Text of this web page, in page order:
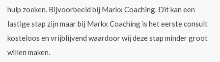
hulp zoeken. Bijvoorbeeld bij Markx Coaching. Dit kan een
lastige stap zijn maar bij Markx Coaching is het eerste consult
kosteloos en vrijblijvend waardoor wij deze stap minder groot
willen maken.